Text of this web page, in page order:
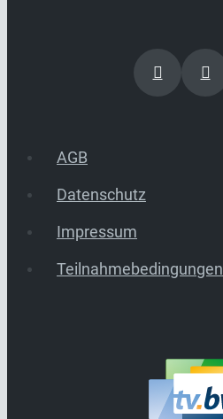
AGB
Datenschutz
Impressum
Teilnahmebedingungen